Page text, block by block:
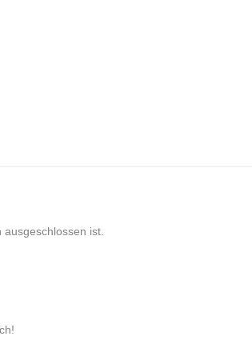
ist.